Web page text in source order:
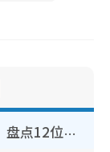
《爱·回家》隐形富豪卧虎藏龙！盘点12位财气逼人的有钱艺人：这位美女3亿身家不愁做